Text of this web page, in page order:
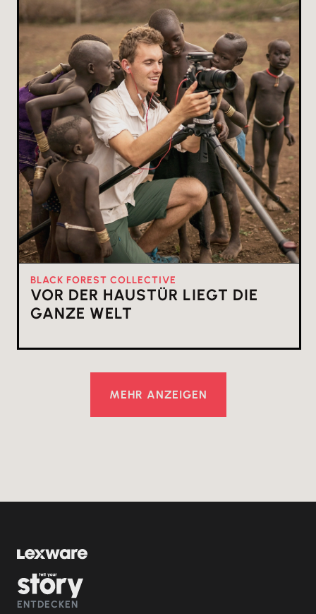
BLACK FOREST COLLECTIVE
VOR DER HAUSTÜR LIEGT DIE
GANZE WELT
MEHR ANZEIGEN
ENTDECKEN